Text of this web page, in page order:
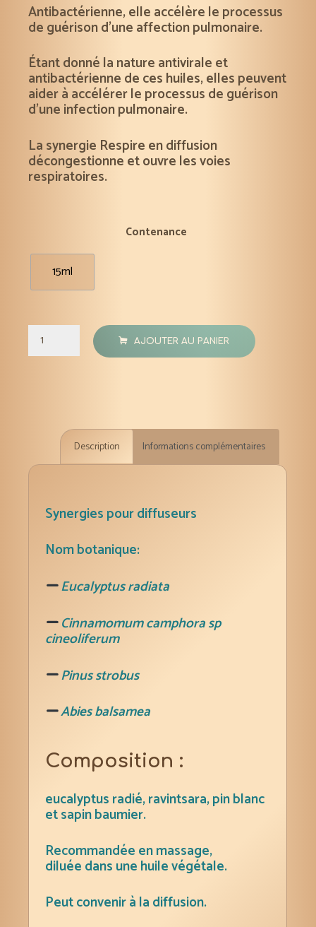
Antibactérienne, elle accélère le processus
de guérison d’une affection pulmonaire.
Étant donné la nature antivirale et
antibactérienne de ces huiles, elles peuvent
aider à accélérer le processus de guérison
d’une infection pulmonaire.
La synergie Respire en diffusion
décongestionne et ouvre les voies
respiratoires.
Contenance
15ml
quantité
de
HE
radié,
ravintsara
sapin
AJOUTER AU PANIER
Description Informations complémentaires
Synergies pour diffuseurs
Nom botanique:
Eucalyptus radiata
Cinnamomum camphora sp
cineoliferum
Pinus strobus
Abies balsamea
Composition :
eucalyptusradié, ravintsara, pin blanc
et sapin baumier.
Recommandée enmassage,
diluéedans une huile végétale.
Peut convenir à la diffusion.